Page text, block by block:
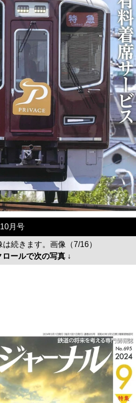
月号
は続きます。画像（7/16）
ロールで次の写真 ↓